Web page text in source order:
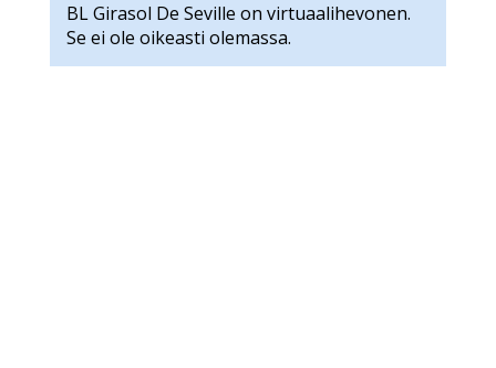
BL Girasol De Seville on virtuaalihevonen.
Se ei ole oikeasti olemassa.